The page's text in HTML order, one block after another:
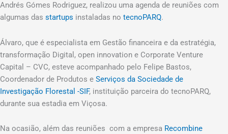
Andrés Gómes Rodriguez, realizou uma agenda de reuniões com
algumas das startups instaladas no tecnoPARQ.
Álvaro, que é especialista em Gestão financeira e da estratégia,
transformação Digital, open innovation e Corporate Venture
Capital – CVC, esteve acompanhado pelo Felipe Bastos,
Coordenador de Produtos e Serviços da Sociedade de
Investigação Florestal -SIF, instituição parceira do tecnoPARQ,
durante sua estadia em Viçosa.
Na ocasião, além das reuniões com a empresa Recombine